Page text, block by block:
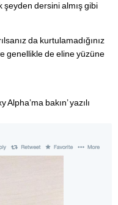
şeyden dersini almış gibi
da kurtulamadığınız
genellikle de eline yüzüne
bakın’ yazılı